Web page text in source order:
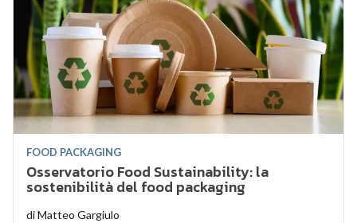
FOOD PACKAGING
Osservatorio Food Sustainability: la
sostenibilità del food packaging
diMatteo Gargiulo